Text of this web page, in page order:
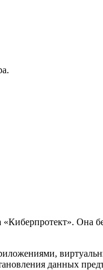
Она
данных